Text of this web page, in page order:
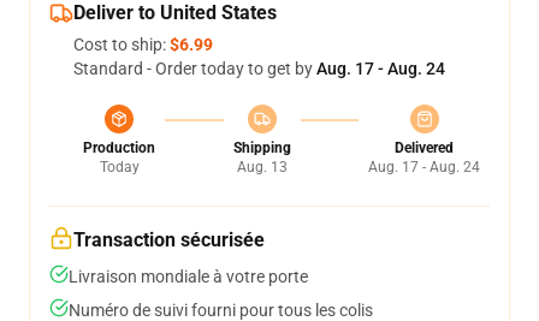
Deliver to United States
Cost to ship:$6.99
Standard - Order today to get byAug. 17 - Aug. 24
Production
Today
Shipping
Aug. 13
Delivered
Aug. 17 - Aug. 24
Transaction sécurisée
Livraison mondiale à votre porte
Numéro de suivi fourni pour tous les colis